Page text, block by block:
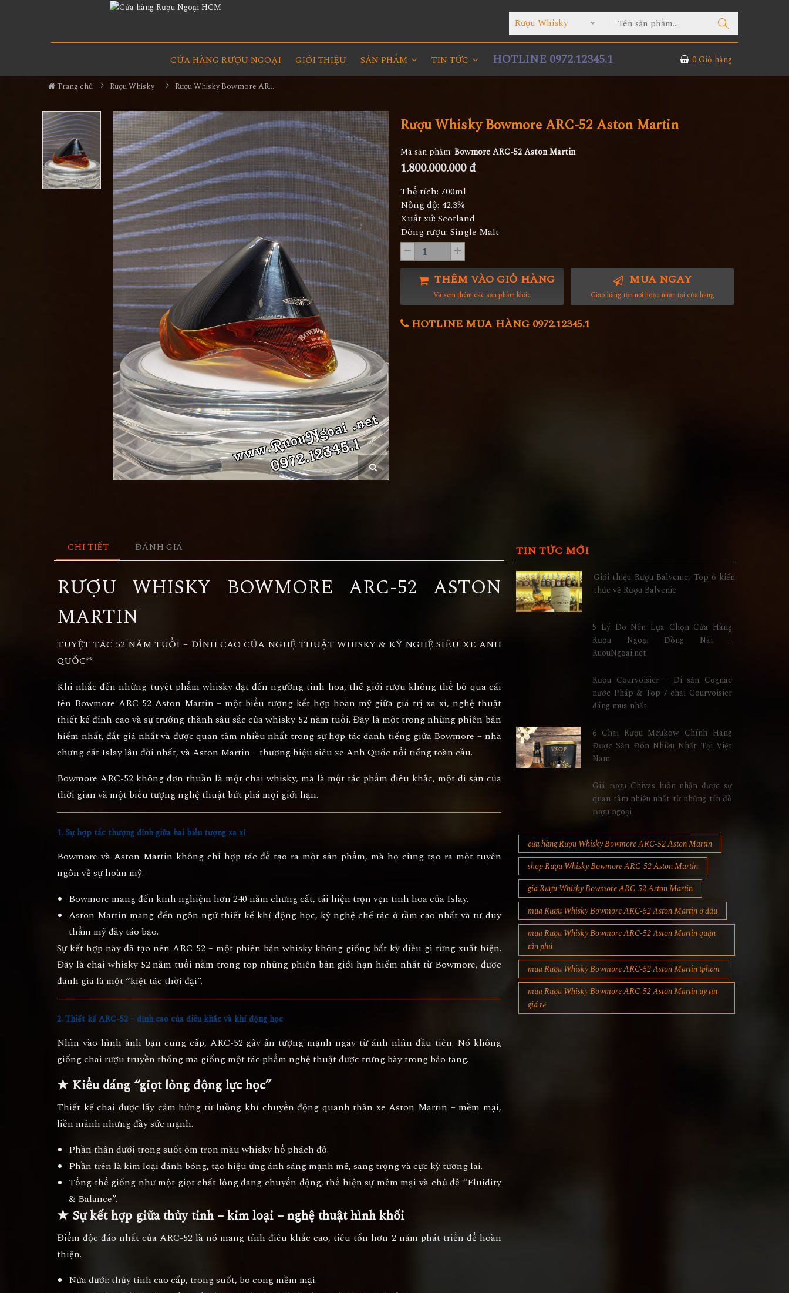
Rượu Whisky
CỬA HÀNG RƯỢU NGOẠI GIỚI THIỆU SẢN PHẨM TIN TỨC HOTLINE 0972.12345.1 0Giỏ hàng
Trang chủ Rượu Whisky Rượu Whisky Bowmore ARC-52 Aston Martin
Rượu Whisky Bowmore ARC-52 Aston Martin
Mã sản phẩm: Bowmore ARC-52 Aston Martin
1.800.000.000 đ
Thể tích: 700ml
Nồng độ: 42.3%
Xuất xứ: Scotland
Dòng rượu: Single Malt
THÊM VÀO GIỎ HÀNG
Và xem thêm các sản phẩm khác
MUA NGAY
Giao hàng tận nơi hoặc nhận tại cửa hàng
HOTLINE MUA HÀNG 0972.12345.1
CHI TIẾT ĐÁNH GIÁ
RƯỢU WHISKY BOWMORE ARC-52 ASTON
MARTIN
TUYỆT TÁC 52 NĂM TUỔI – ĐỈNH CAO CỦA NGHỆ THUẬT WHISKY & KỸ NGHỆ SIÊU XE ANH
QUỐC**
Khi nhắc đến những tuyệt phẩm whisky đạt đến ngưỡng tinh hoa, thế giới rượu không thể bỏ qua cái
tên Bowmore ARC-52 Aston Martin – một biểu tượng kết hợp hoàn mỹ giữa giá trị xa xỉ, nghệ thuật
thiết kế đỉnh cao và sự trưởng thành sâu sắc của whisky 52 năm tuổi. Đây là một trong những phiên bản
hiếm nhất, đắt giá nhất và được quan tâm nhiều nhất trong sự hợp tác danh tiếng giữa Bowmore – nhà
chưng cất Islay lâu đời nhất, vàAston Martin – thương hiệu siêu xe Anh Quốc nổi tiếng toàn cầu.
Bowmore ARC-52 không đơn thuần là một chai whisky, mà là một tác phẩm điêu khắc, một di sản của
thời gianvàmột biểu tượng nghệ thuật bứt phá mọi giới hạn.
1. Sự hợp tác thượng đỉnh giữa hai biểu tượng xa xỉ
Bowmore và Aston Martin không chỉ hợp tác để tạo ra một sản phẩm, mà họ cùng tạo ra một tuyên
ngôn về sự hoàn mỹ.
Bowmore mang đến kinh nghiệm hơn 240 năm chưng cất, tái hiện trọn vẹn tinh hoa của Islay.
Aston Martin mang đến ngôn ngữ thiết kế khí động học, kỹ nghệ chế tác ở tầm cao nhất và tư duy
thẩm mỹ đầy táo bạo.
Sự kết hợp này đã tạo nên ARC-52 – một phiên bản whisky không giống bất kỳ điều gì từng xuất hiện.
Đây là chai whisky 52 năm tuổi nằm trong top những phiên bản giới hạn hiếm nhất từ Bowmore, được
đánh giá là một “kiệt tác thời đại”.
2. Thiết kế ARC-52 – đỉnh cao của điêu khắc và khí động học
Nhìn vào hình ảnh bạn cung cấp, ARC-52 gây ấn tượng mạnh ngay từ ánh nhìn đầu tiên. Nó không
giống chai rượu truyền thốngmà giống một tác phẩm nghệ thuật được trưng bày trong bảo tàng.
★ Kiểu dáng “giọt lỏng động lực học”
Thiết kế chai được lấy cảm hứng từ luồng khí chuyển động quanh thân xe Aston Martin – mềm mại,
liền mảnh nhưng đầy sức mạnh.
Phần thân dưới trong suốt ôm trọn màu whisky hổ phách đỏ.
Phần trên là kim loại đánh bóng, tạo hiệu ứng ánh sáng mạnh mẽ, sang trọng và cực kỳ tương lai.
Tổng thể giống như một giọt chất lỏng đang chuyển động, thể hiện sự mềm mại và chủ đề “Fluidity
& Balance”.
★ Sự kết hợp giữa thủy tinh – kim loại – nghệ thuật hình khối
Điểm độc đáo nhất của ARC-52 là nó mang tínhđiêu khắc cao, tiêu tốn hơn 2 năm phát triển để hoàn
thiện.
Nửa dưới: thủy tinh cao cấp, trong suốt, bo cong mềm mại.
TIN TỨC MỚI
Giới thiệu Rượu Balvenie, Top 6 kiến
thức về Rượu Balvenie
5 Lý Do Nên Lựa Chọn Cửa Hàng
Rượu Ngoại Đồng Nai –
RuouNgoai.net
Rượu Courvoisier – Di sản Cognac
nước Pháp & Top 7 chai Courvoisier
đáng mua nhất
6 Chai Rượu Meukow Chính Hãng
Được Săn Đón Nhiều Nhất Tại Việt
Nam
Giá rượu Chivas luôn nhận được sự
quan tâm nhiều nhất từ những tín đồ
rượu ngoại
cửa hàng Rượu Whisky Bowmore ARC-52 Aston Martin
shop Rượu Whisky Bowmore ARC-52 Aston Martin
giá Rượu Whisky Bowmore ARC-52 Aston Martin
mua Rượu Whisky Bowmore ARC-52 Aston Martin ở đâu
mua Rượu Whisky Bowmore ARC-52 Aston Martin quận
tân phú
mua Rượu Whisky Bowmore ARC-52 Aston Martin tphcm
mua Rượu Whisky Bowmore ARC-52 Aston Martin uy tín
giá rẻ